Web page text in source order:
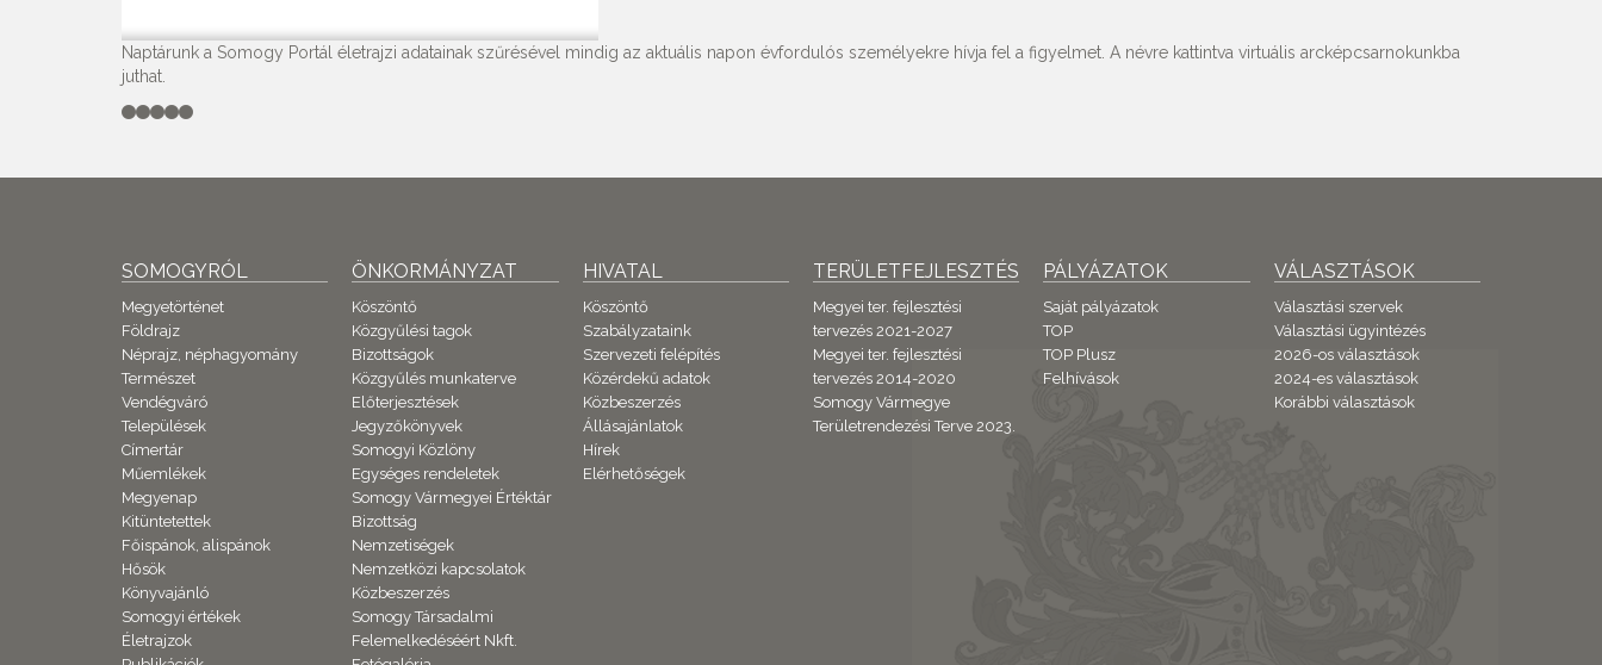
Naptárunk a Somogy Portál életrajzi adatainak szűrésével mindig az aktuális napon évfordulós személyekre hívja fel a figyelmet. A névre kattintva virtuális arcképcsarnokunkba
juthat.
SOMOGYRÓL
Megyetörténet
Földrajz
Néprajz, néphagyomány
Természet
Vendégváró
Települések
Címertár
Műemlékek
Megyenap
Kitüntetettek
Főispánok, alispánok
Hősök
Könyvajánló
Somogyi értékek
Életrajzok
ÖNKORMÁNYZAT
Köszöntő
Közgyűlési tagok
Bizottságok
Közgyűlés munkaterve
Előterjesztések
Jegyzőkönyvek
Somogyi Közlöny
Egységes rendeletek
Somogy Vármegyei Értéktár
Bizottság
Nemzetiségek
Nemzetközi kapcsolatok
Közbeszerzés
Somogy Társadalmi
Felemelkedéséért Nkft.
HIVATAL
Köszöntő
Szabályzataink
Szervezeti felépítés
Közérdekű adatok
Közbeszerzés
Állásajánlatok
Hírek
Elérhetőségek
TERÜLETFEJLESZTÉS
Megyei ter. fejlesztési
tervezés 2021-2027
Megyei ter. fejlesztési
tervezés 2014-2020
Somogy Vármegye
Területrendezési Terve 2023.
PÁLYÁZATOK
Saját pályázatok
TOP
TOP Plusz
Felhívások
VÁLASZTÁSOK
Választási szervek
Választási ügyintézés
2026-os választások
2024-es választások
Korábbi választások